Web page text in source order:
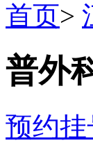
首页>
普外
预约挂